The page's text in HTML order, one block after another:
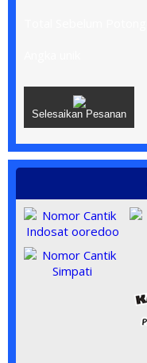
Selesaikan Pesanan